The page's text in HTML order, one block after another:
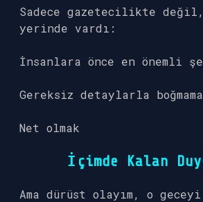
Sadece gazetecilikte
yerinde vardı:
İnsanlara önce en önemli
Gereksiz detaylarla
Net olmak
İçimde Kalan
Ama dürüst olayım, o geceyi